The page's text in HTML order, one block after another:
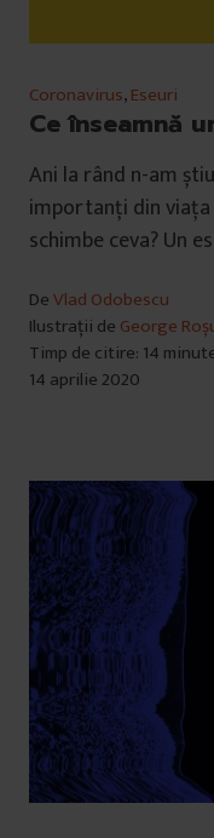
Coronavirus,Eseuri
Ce înseamnă
Ani la rând n-am
importanți din viața
schimbe ceva? Un
DeVlad Odobescu
Ilustrații de George
Timp de citire: 14
14 aprilie 2020